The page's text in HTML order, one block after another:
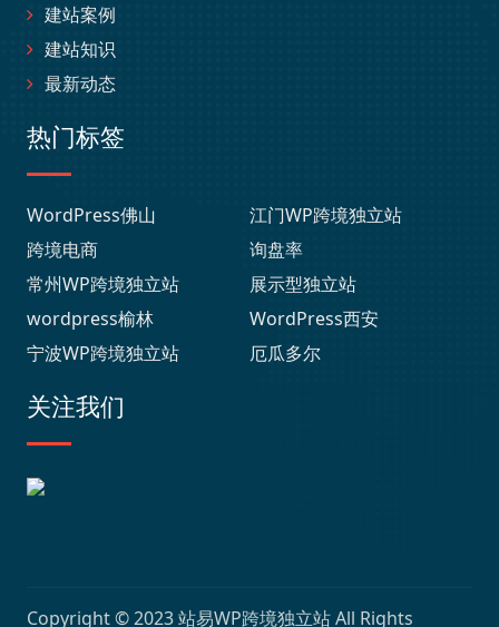
建站案例
建站知识
最新动态
热门标签
WordPress佛山
江门WP跨境独立站
跨境电商
询盘率
常州WP跨境独立站
展示型独立站
wordpress榆林
WordPress西安
宁波WP跨境独立站
厄瓜多尔
关注我们
Copyright © 2023站易WP跨境独立站All Rights